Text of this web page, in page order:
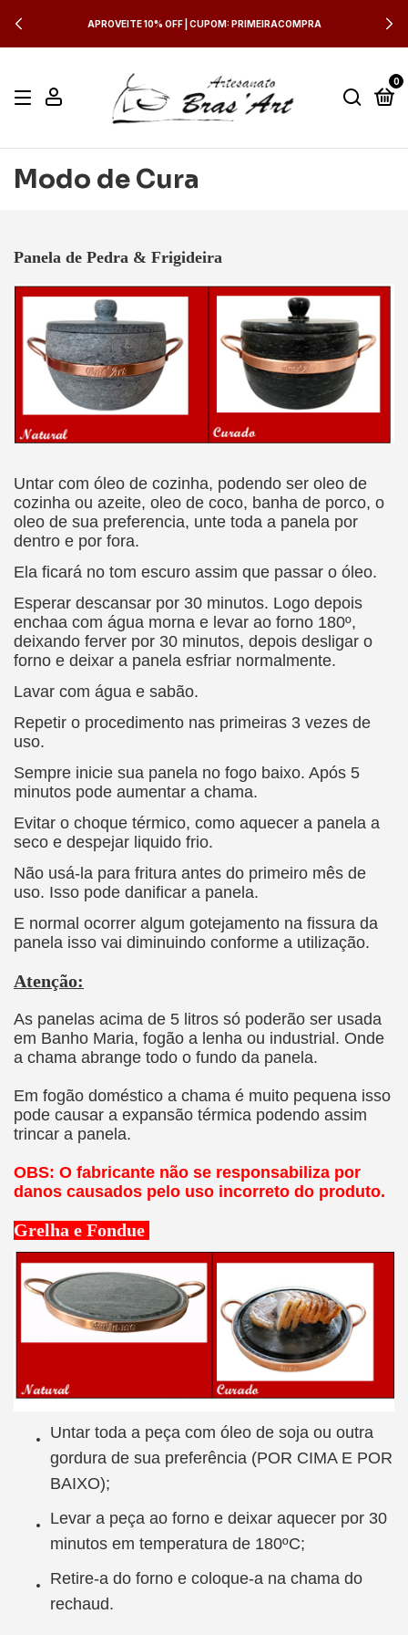
APROVEITE 10% OFF | CUPOM: PRIMEIRACOMPRA
0
Modo de Cura
Panela de Pedra & Frigideira
Untar com óleo de cozinha, podendo ser oleo de
cozinha ou azeite, oleo de coco, banha de porco, o
oleo de sua preferencia, unte toda a panela por
dentro e por fora.
Ela ficará no tom escuro assim que passar o óleo.
Esperar descansar por 30 minutos. Logo depois
enchaa com água morna e levar ao forno 180º,
deixando ferver por 30 minutos, depois desligar o
forno e deixar a panela esfriar normalmente.
Lavar com água e sabão.
Repetir o procedimento nas primeiras 3 vezes de
uso.
Sempre inicie sua panela no fogo baixo. Após 5
minutos pode aumentar a chama.
Evitar o choque térmico, como aquecer a panela a
seco e despejar liquido frio.
Não usá-la para fritura antes do primeiro mês de
uso. Isso pode danificar a panela.
E normal ocorrer algum gotejamento na fissura da
panela isso vai diminuindo conforme a utilização.
Atenção:
As panelas acima de 5 litros só poderão ser usada
em Banho Maria, fogão a lenha ou industrial. Onde
a chama abrange todo o fundo da panela.
Em fogão doméstico a chama é muito pequena isso
pode causar a expansão térmica podendo assim
trincar a panela.
OBS: O fabricante não se responsabiliza por
danos causados pelo uso incorreto do produto.
Grelha e Fondue
Untar toda a peça com óleo de soja ou outra
gordura de sua preferência (POR CIMA E POR
BAIXO);
Levar a peça ao forno e deixar aquecer por 30
minutos em temperatura de 180ºC;
Retire-a do forno e coloque-a na chama do
rechaud.